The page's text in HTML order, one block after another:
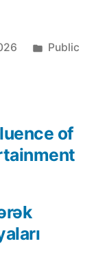
Public
of